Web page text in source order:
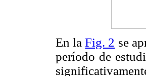
En laFig. 2 se
período de